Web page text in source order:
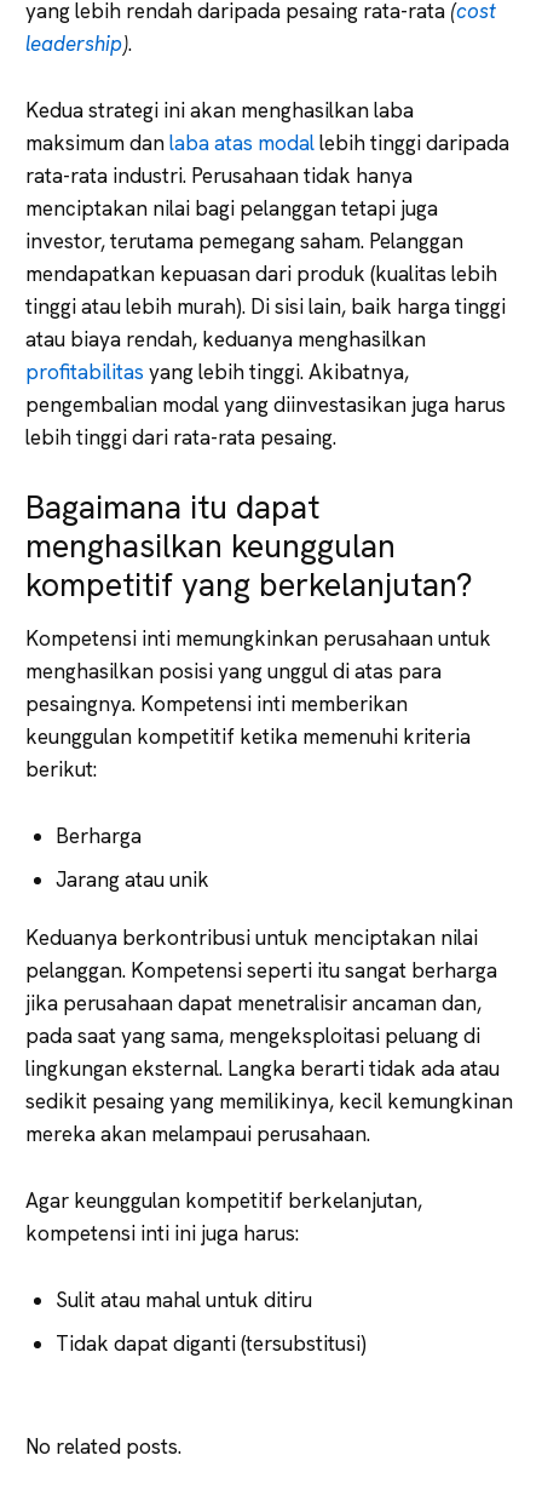
yang lebih rendah daripada pesaing rata-rata (cost
leadership).
Kedua strategi ini akan menghasilkan laba
maksimum danlaba atas modallebih tinggi daripada
rata-rata industri. Perusahaan tidak hanya
menciptakan nilai bagi pelanggan tetapi juga
investor, terutama pemegang saham. Pelanggan
mendapatkan kepuasan dari produk (kualitas lebih
tinggi atau lebih murah). Di sisi lain, baik harga tinggi
atau biaya rendah, keduanya menghasilkan
profitabilitas yang lebih tinggi. Akibatnya,
pengembalian modal yang diinvestasikan juga harus
lebih tinggi dari rata-rata pesaing.
Bagaimana itu dapat
menghasilkan keunggulan
kompetitif yang berkelanjutan?
Kompetensi inti memungkinkan perusahaan untuk
menghasilkan posisi yang unggul di atas para
pesaingnya. Kompetensi inti memberikan
keunggulan kompetitif ketika memenuhi kriteria
berikut:
Berharga
Jarang atau unik
Keduanya berkontribusi untuk menciptakan nilai
pelanggan. Kompetensi seperti itu sangat berharga
jika perusahaan dapat menetralisir ancaman dan,
pada saat yang sama, mengeksploitasi peluang di
lingkungan eksternal. Langka berarti tidak ada atau
sedikit pesaing yang memilikinya, kecil kemungkinan
mereka akan melampaui perusahaan.
Agar keunggulan kompetitif berkelanjutan,
kompetensi inti ini juga harus:
Sulit atau mahal untuk ditiru
Tidak dapat diganti (tersubstitusi)
No related posts.